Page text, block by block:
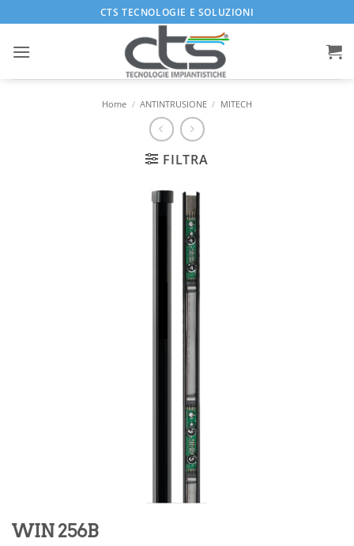
ai
contenuti
CTS TECNOLOGIE E SOLUZIONI
Home / ANTINTRUSIONE / MITECH
FILTRA
WIN 256B